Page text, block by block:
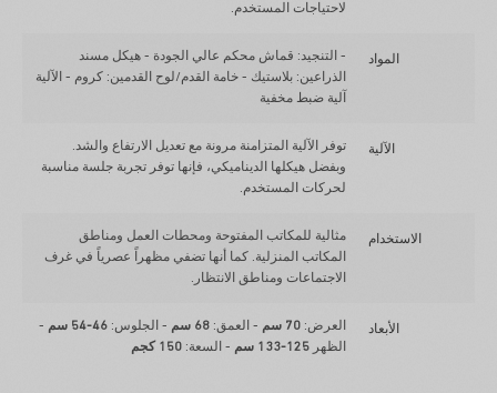
لاحتياجات المستخدم.
المواد
- التنجيد: قماش محكم عالي الجودة - هيكل مسند
الذراعين: بلاستيك - خامة القدم/لوح القدمين: كروم - الآلية
آلية ضبط مخفية
الآلية
توفر الآلية المتزامنة مرونة مع تعديل الارتفاع والشد.
وبفضل هيكلها الديناميكي، فإنها توفر تجربة جلسة مناسبة
لحركات المستخدم.
الاستخدام
مثالية للمكاتب المفتوحة ومحطات العمل ومناطق
المكاتب المنزلية. كما أنها تضفي مظهراً عصرياً في غرف
الاجتماعات ومناطق الانتظار.
الأبعاد العرض: 70 سم - العمق: 68 سم - الجلوس: 46-54 سم
-
الظهر 125-133 سم - السعة: 150 كجم